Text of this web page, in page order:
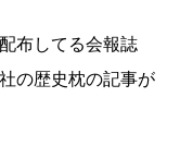
布してる会報誌
の歴史枕の記事が